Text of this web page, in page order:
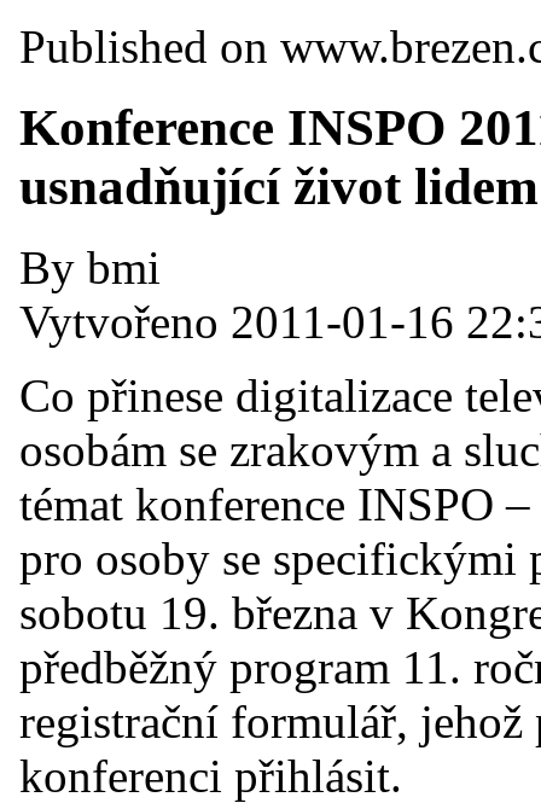
Published on
Konference INSPO
usnadňující život
By bmi
Vytvořeno 2011-01-16
Co přinese digitalizace
osobám se zrakovým a
témat konference INSPO
pro osoby se specifickými
sobotu 19. března v
předběžný program 11.
registrační formulář,
konferenci přihlásit.